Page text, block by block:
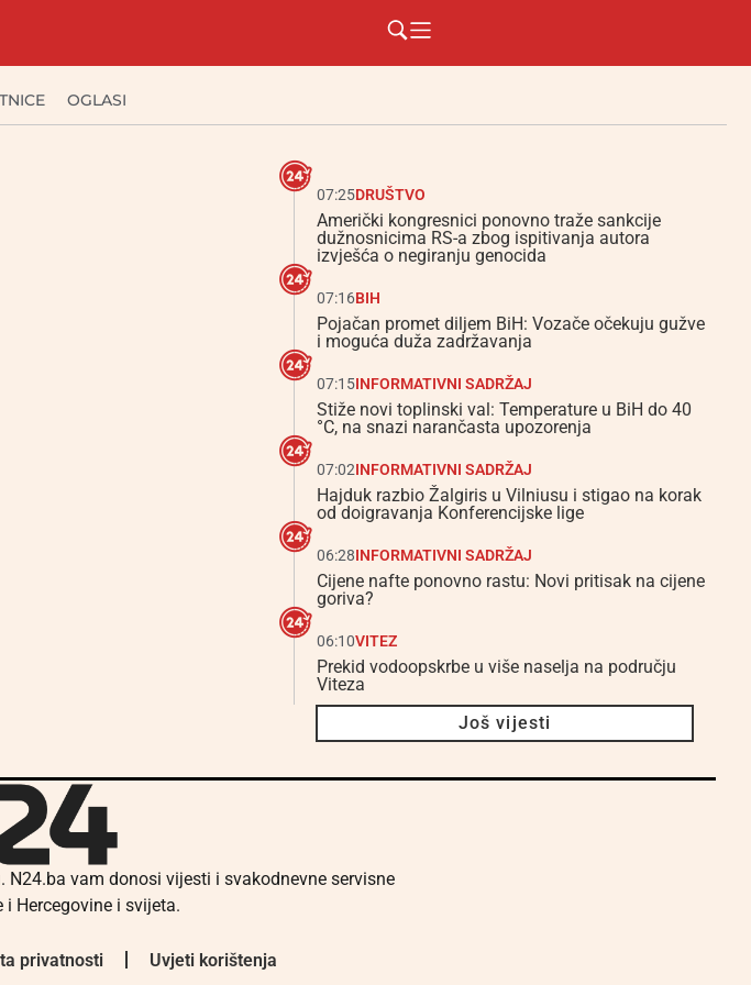
OGLASI
07:25DRUŠTVO
Američki kongresnici ponovno traže sankcije
dužnosnicima RS-a zbog ispitivanja autora
izvješća o negiranju genocida
07:16BIH
Pojačan promet diljem BiH: Vozače očekuju gužve
i moguća duža zadržavanja
07:15INFORMATIVNI SADRŽAJ
Stiže novi toplinski val: Temperature u BiH do 40
°C, na snazi narančasta upozorenja
07:02INFORMATIVNI SADRŽAJ
Hajduk razbio Žalgiris u Vilniusu i stigao na korak
od doigravanja Konferencijske lige
06:28INFORMATIVNI SADRŽAJ
Cijene nafte ponovno rastu: Novi pritisak na cijene
goriva?
06:10VITEZ
Prekid vodoopskrbe u više naselja na području
Viteza
Još vijesti
vam donosi vijesti i svakodnevne servisne
Hercegovine i svijeta.
privatnosti Uvjeti korištenja